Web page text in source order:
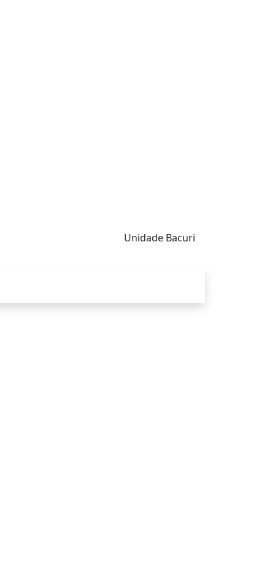
Unidade Bacuri